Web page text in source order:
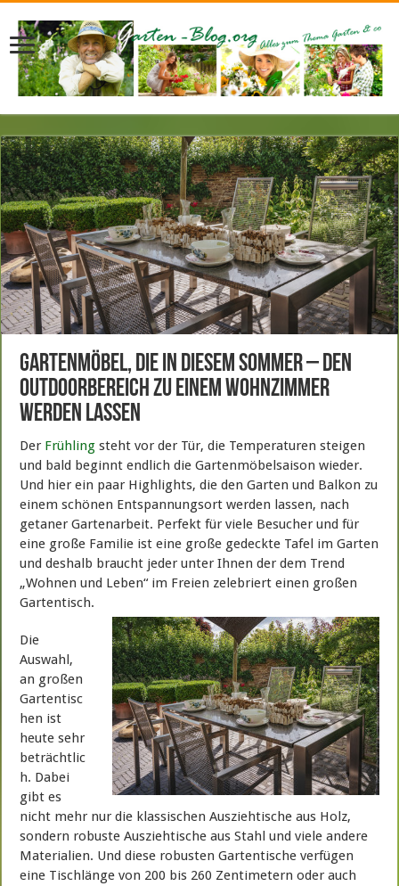
Gartenmöbel, die in diesem Sommer – den
Outdoorbereich zu einem Wohnzimmer
werden lassen
Der Frühling steht vor der Tür, die Temperaturen steigen
und bald beginnt endlich die Gartenmöbelsaison wieder.
Und hier ein paar Highlights, die den Garten und Balkon zu
einem schönen Entspannungsort werden lassen, nach
getaner Gartenarbeit. Perfekt für viele Besucher und für
eine große Familie ist eine große gedeckte Tafel im Garten
und deshalb braucht jeder unter Ihnen der dem Trend
„Wohnen und Leben“ im Freien zelebriert einen großen
Gartentisch.
Die
Auswahl,
an großen
Gartentisc
hen ist
heute sehr
beträchtlic
h. Dabei
gibt es
nicht mehr nur die klassischen Ausziehtische aus Holz,
sondern robuste Ausziehtische aus Stahl und viele andere
Materialien. Und diese robusten Gartentische verfügen
eine Tischlänge von 200 bis 260 Zentimetern oder auch